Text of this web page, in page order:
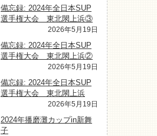
備忘録: 2024年全日本SUP
選手権大会 東北閖上浜③
2026年5月19日
備忘録: 2024年全日本SUP
選手権大会 東北閖上浜②
2026年5月19日
備忘録: 2024年全日本SUP
選手権大会 東北閖上浜
2026年5月19日
2024年播磨灘カップin新舞
子